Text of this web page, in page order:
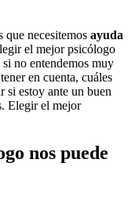
que necesitemos ayuda
el mejor psicólogo
no entendemos muy
en cuenta, cuáles
si estoy ante un buen
Elegir el mejor
nos puede